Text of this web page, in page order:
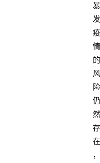
暴
发
疫
情
的
风
险
仍
然
存
在
，